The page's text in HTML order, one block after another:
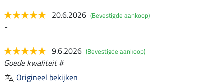
20.6.2026 (Bevestigde aankoop)
-
9.6.2026 (Bevestigde aankoop)
Goede kwaliteit #
Origineel bekijken